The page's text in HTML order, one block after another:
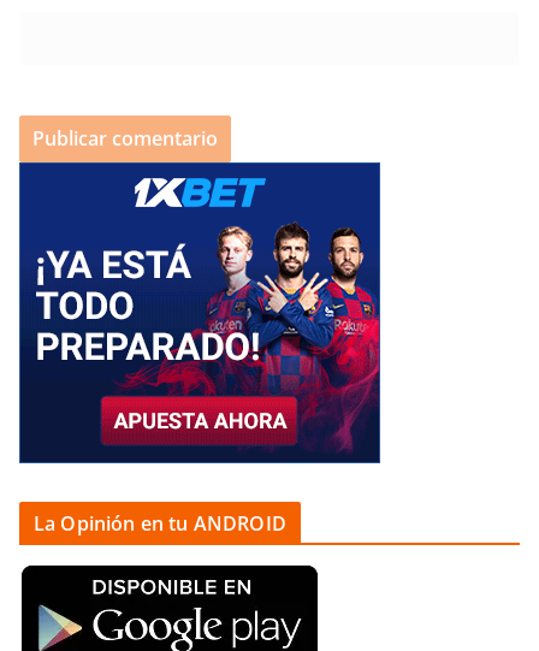
La Opinión en tu ANDROID